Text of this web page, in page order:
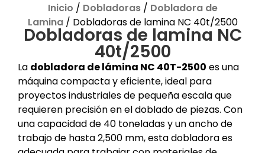
Inicio / Dobladoras/ Dobladora de
Lamina/ Dobladoras de lamina NC 40t/2500
Dobladoras de lamina NC
40t/2500
La dobladora de lámina NC 40T-2500 es una
máquina compacta y eficiente, ideal para
proyectos industriales de pequeña escala que
requieren precisión en el doblado de piezas. Con
una capacidad de 40 toneladas y un ancho de
trabajo de hasta 2,500 mm, esta dobladora es